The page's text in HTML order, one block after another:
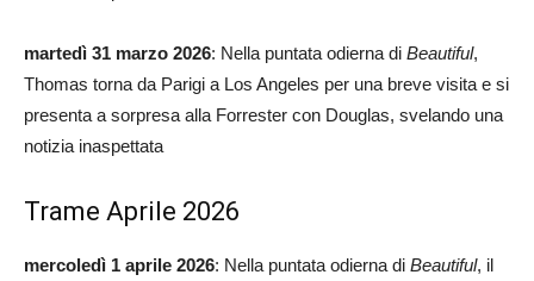
martedì 31 marzo 2026: Nella puntata odierna di Beautiful,
Thomas torna da Parigi a Los Angeles per una breve visita e si
presenta a sorpresa alla Forrester con Douglas, svelando una
notizia inaspettata
Trame Aprile 2026
mercoledì 1 aprile 2026: Nella puntata odierna di Beautiful, il